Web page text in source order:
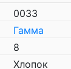
0033
Гамма
8
Хлопок